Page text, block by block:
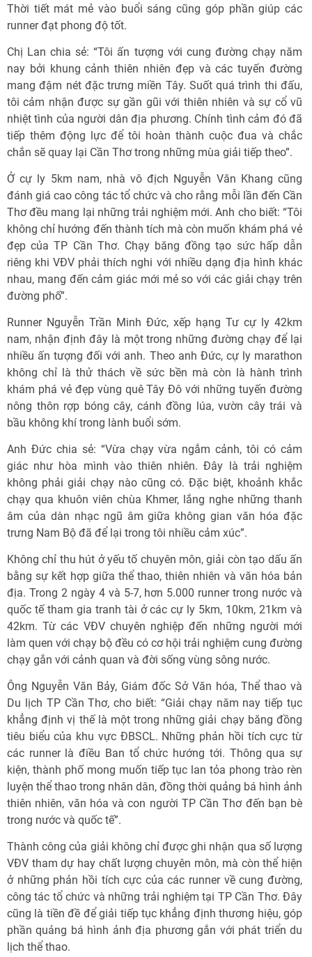
Thời tiết mát mẻ vào buổi sáng cũng góp phần giúp các
runner đạt phong độ tốt.
Chị Lan chia sẻ: “Tôi ấn tượng với cung đường chạy năm
nay bởi khung cảnh thiên nhiên đẹp và các tuyến đường
mang đậm nét đặc trưng miền Tây. Suốt quá trình thi đấu,
tôi cảm nhận được sự gần gũi với thiên nhiên và sự cổ vũ
nhiệt tình của người dân địa phương. Chính tình cảm đó đã
tiếp thêm động lực để tôi hoàn thành cuộc đua và chắc
chắn sẽ quay lại Cần Thơ trong những mùa giải tiếp theo”.
Ở cự ly 5km nam, nhà vô địch Nguyễn Văn Khang cũng
đánh giá cao công tác tổ chức và cho rằng mỗi lần đến Cần
Thơ đều mang lại những trải nghiệm mới. Anh cho biết: “Tôi
không chỉ hướng đến thành tích mà còn muốn khám phá vẻ
đẹp của TP Cần Thơ. Chạy băng đồng tạo sức hấp dẫn
riêng khi VĐV phải thích nghi với nhiều dạng địa hình khác
nhau, mang đến cảm giác mới mẻ so với các giải chạy trên
đường phố”.
Runner Nguyễn Trần Minh Đức, xếp hạng Tư cự ly 42km
nam, nhận định đây là một trong những đường chạy để lại
nhiều ấn tượng đối với anh. Theo anh Đức, cự ly marathon
không chỉ là thử thách về sức bền mà còn là hành trình
khám phá vẻ đẹp vùng quê Tây Đô với những tuyến đường
nông thôn rợp bóng cây, cánh đồng lúa, vườn cây trái và
bầu không khí trong lành buổi sớm.
Anh Đức chia sẻ: “Vừa chạy vừa ngắm cảnh, tôi có cảm
giác như hòa mình vào thiên nhiên. Đây là trải nghiệm
không phải giải chạy nào cũng có. Đặc biệt, khoảnh khắc
chạy qua khuôn viên chùa Khmer, lắng nghe những thanh
âm của dàn nhạc ngũ âm giữa không gian văn hóa đặc
trưng Nam Bộ đã để lại trong tôi nhiều cảm xúc”.
Không chỉ thu hút ở yếu tố chuyên môn, giải còn tạo dấu ấn
bằng sự kết hợp giữa thể thao, thiên nhiên và văn hóa bản
địa. Trong 2 ngày 4 và 5-7, hơn 5.000 runner trong nước và
quốc tế tham gia tranh tài ở các cự ly 5km, 10km, 21km và
42km. Từ các VĐV chuyên nghiệp đến những người mới
làm quen với chạy bộ đều có cơ hội trải nghiệm cung đường
chạy gắn với cảnh quan và đời sống vùng sông nước.
Ông Nguyễn Văn Bảy, Giám đốc Sở Văn hóa, Thể thao và
Du lịch TP Cần Thơ, cho biết: “Giải chạy năm nay tiếp tục
khẳng định vị thế là một trong những giải chạy băng đồng
tiêu biểu của khu vực ĐBSCL. Những phản hồi tích cực từ
các runner là điều Ban tổ chức hướng tới. Thông qua sự
kiện, thành phố mong muốn tiếp tục lan tỏa phong trào rèn
luyện thể thao trong nhân dân, đồng thời quảng bá hình ảnh
thiên nhiên, văn hóa và con người TP Cần Thơ đến bạn bè
trong nước và quốc tế”.
Thành công của giải không chỉ được ghi nhận qua số lượng
VĐV tham dự hay chất lượng chuyên môn, mà còn thể hiện
ở những phản hồi tích cực của các runner về cung đường,
công tác tổ chức và những trải nghiệm tại TP Cần Thơ. Đây
cũng là tiền đề để giải tiếp tục khẳng định thương hiệu, góp
phần quảng bá hình ảnh địa phương gắn với phát triển du
lịch thể thao.